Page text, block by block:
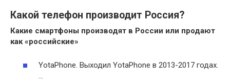
Какой телефон производит Россия?
Какие смартфоны производят в России или продают
как «российские»
YotaPhone. Выходил YotaPhone в 2013-2017 годах.
…